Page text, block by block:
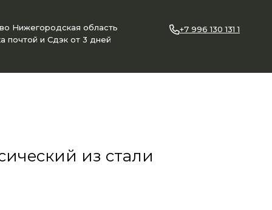
Нижегородская область
почтой и Сдэк от 3 дней
+7 996 130 131 1
из стали